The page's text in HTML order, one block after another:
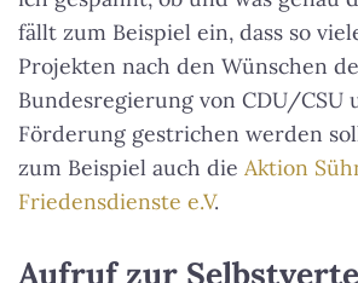
fällt zum Beispiel ein, dass so
Projekten nach den Wünschen
Bundesregierung von CDU/CSU
Förderung gestrichen werden
zum Beispiel auch die Aktion
Friedensdienste e.V.
Aufruf zur